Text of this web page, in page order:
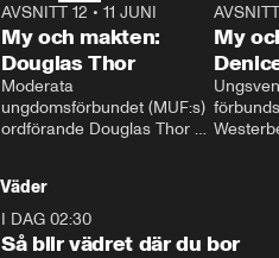
26:27
AVSNITT 12 • 11 JUNI
My och makten:
Douglas Thor
Moderata
ungdomsförbundet (MUF:s)
ordförande Douglas Thor
tonårsutvisningarna och hur
Moderaterna ska locka
väljare till valet i höst.
AVSNITT
My
Väder
I DAG 02:30
Så blir vädret där du bor